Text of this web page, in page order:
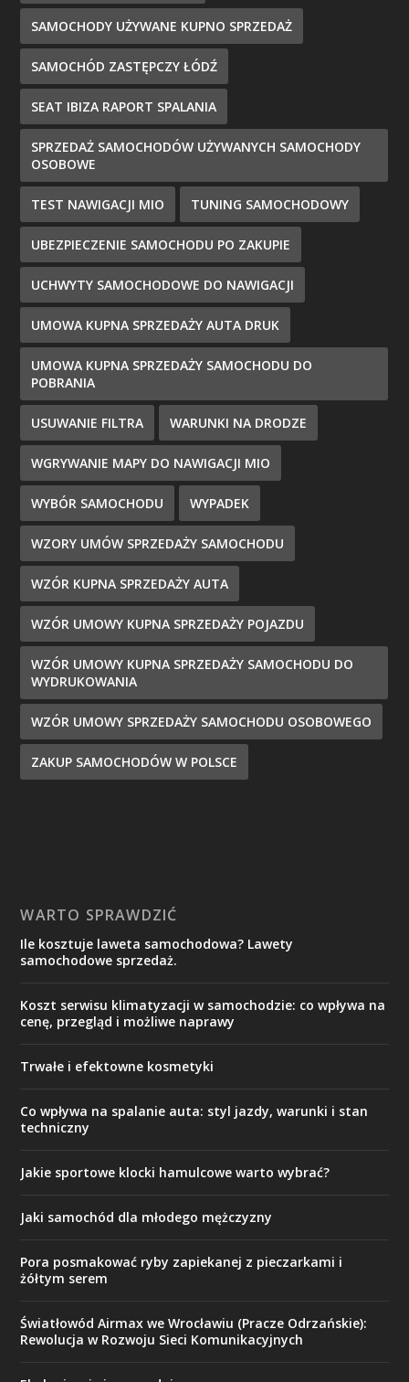
SAMOCHODY UŻYWANE KUPNO SPRZEDAŻ
SAMOCHÓD ZASTĘPCZY ŁÓDŹ
SEAT IBIZA RAPORT SPALANIA
SPRZEDAŻ SAMOCHODÓW UŻYWANYCH SAMOCHODY
OSOBOWE
TEST NAWIGACJI MIO TUNING SAMOCHODOWY
UBEZPIECZENIE SAMOCHODU PO ZAKUPIE
UCHWYTY SAMOCHODOWE DO NAWIGACJI
UMOWA KUPNA SPRZEDAŻY AUTA DRUK
UMOWA KUPNA SPRZEDAŻY SAMOCHODU DO
POBRANIA
USUWANIE FILTRA WARUNKI NA DRODZE
WGRYWANIE MAPY DO NAWIGACJI MIO
WYBÓR SAMOCHODU WYPADEK
WZORY UMÓW SPRZEDAŻY SAMOCHODU
WZÓR KUPNA SPRZEDAŻY AUTA
WZÓR UMOWY KUPNA SPRZEDAŻY POJAZDU
WZÓR UMOWY KUPNA SPRZEDAŻY SAMOCHODU DO
WYDRUKOWANIA
WZÓR UMOWY SPRZEDAŻY SAMOCHODU OSOBOWEGO
ZAKUP SAMOCHODÓW W POLSCE
WARTO SPRAWDZIĆ
Ile kosztuje laweta samochodowa? Lawety
samochodowe sprzedaż.
Koszt serwisu klimatyzacji w samochodzie: co wpływa na
cenę, przegląd i możliwe naprawy
Trwałe i efektowne kosmetyki
Co wpływa na spalanie auta: styl jazdy, warunki i stan
techniczny
Jakie sportowe klocki hamulcowe warto wybrać?
Jaki samochód dla młodego mężczyzny
Pora posmakować ryby zapiekanej z pieczarkami i
żółtym serem
Światłowód Airmax we Wrocławiu (Pracze Odrzańskie):
Rewolucja w Rozwoju Sieci Komunikacyjnych